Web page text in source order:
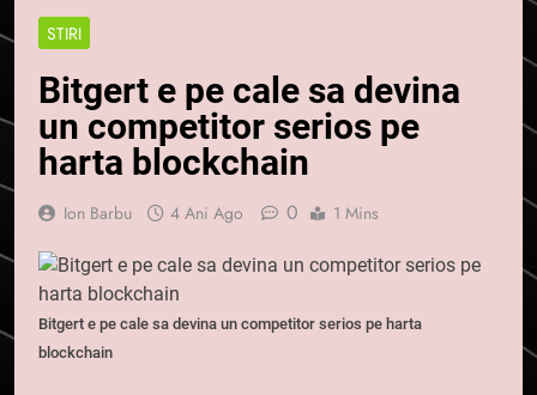
STIRI
Bitgert e pe cale sa devina
un competitor serios pe
harta blockchain
Ion Barbu 4 Ani Ago 0 1 Mins
Bitgert e pe cale sa devina un competitor serios pe harta
blockchain